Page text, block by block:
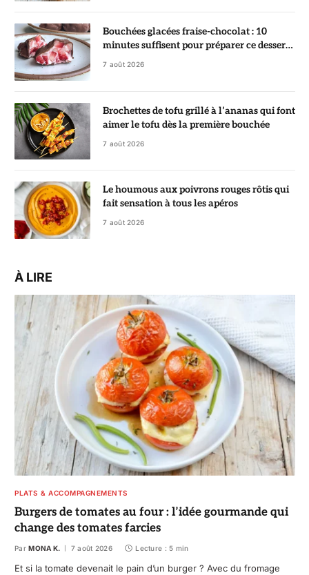
Bouchées glacées fraise-chocolat : 10
minutes suffisent pour préparer ce dessert
ultra gourmand
7 août 2026
Brochettes de tofu grillé à l’ananas qui font
aimer le tofu dès la première bouchée
7 août 2026
Le houmous aux poivrons rouges rôtis qui
fait sensation à tous les apéros
7 août 2026
À LIRE
PLATS & ACCOMPAGNEMENTS
Burgers de tomates au four : l’idée gourmande qui
change des tomates farcies
Par MONA K. 7 août 2026 Lecture : 5 min
Et si la tomate devenait le pain d’un burger ? Avec du fromage